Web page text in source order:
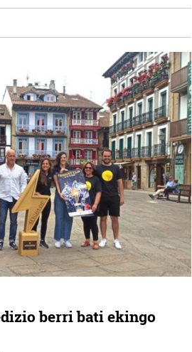
berri bati ekingo